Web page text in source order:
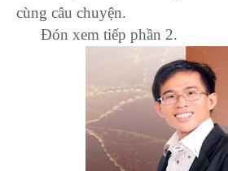
cùng câu chuyện.
Đón xem tiếp phần 2.